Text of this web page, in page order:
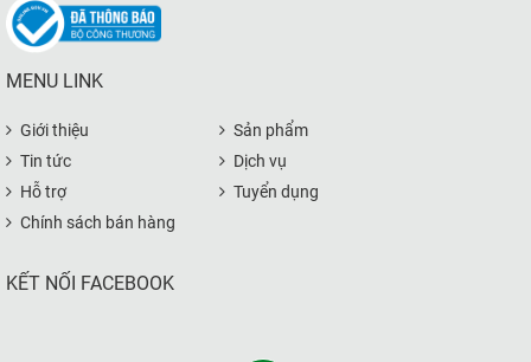
MENU LINK
Giới thiệu
Sản phẩm
Tin tức
Dịch vụ
Hỗ trợ
Tuyển dụng
Chính sách bán hàng
KẾT NỐI FACEBOOK